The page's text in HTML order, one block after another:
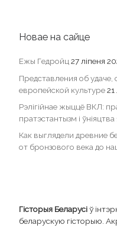
Новае на сайце
Ежы Гедройц 27 ліпеня
Представления об удаче,
европейской культуре21
Рэлігійнае жыццё ВКЛ:
пратэстантызм і ўніяцтва
Как выглядели древние
от бронзового века до
Гісторыя Беларусіў
беларускую гісторыю.